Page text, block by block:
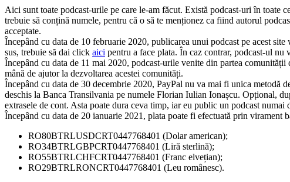
Aici sunt toate podcast-urile pe care le-am făcut. Există podcast-uri în
trebuie să conțină numele, pentru că o să te menționez ca fiind autorul
acceptate.
Începând cu data de 10 februarie 2020, publicarea unui podcast pe acest
sus, trebuie să dai click aici pentru a face plata. În caz contrar, podcast-ul nu
Începând cu data de 11 mai 2020, podcast-urile venite din partea
mână de ajutor la dezvoltarea acestei comunități.
Începând cu data de 30 decembrie 2020, PayPal nu va mai fi unica
deschis la Banca Transilvania pe numele Florian Iulian Ionașcu. Opțional,
extrasele de cont. Asta poate dura ceva timp, iar eu public un podcast
Începând cu data de 20 ianuarie 2021, plata poate fi efectuată prin virament
RO80BTRLUSDCRT0447768401 (Dolar american);
RO34BTRLGBPCRT0447768401 (Liră sterlină);
RO55BTRLCHFCRT0447768401 (Franc elvețian);
RO29BTRLRONCRT0447768401 (Leu românesc).